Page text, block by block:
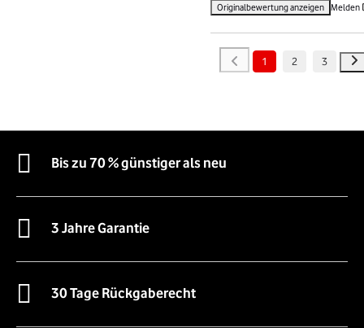
Originalbewertung anzeigen Melden
1 2 3
Bis zu 70 % günstiger als neu
3 Jahre Garantie
30 Tage Rückgaberecht